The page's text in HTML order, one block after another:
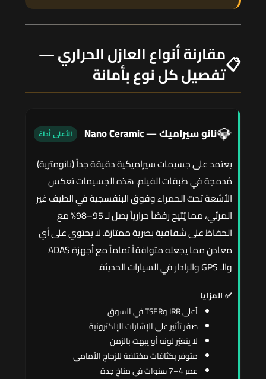
📋مقارنة أنواع العازل الحراري —
تفصيل كل نوع بأمانة
💎نانو سيراميك — Nano Ceramic الأعلى أداءً
يعتمد على جسيمات سيراميكية دقيقة جداً (نانومترية)
مُدمجة في طبقات الفيلم. هذه الجسيمات تعكس
الأشعة تحت الحمراء وفوق البنفسجية في الطيف غير
المرئي، مما يُتيح رفضاً حرارياً يصل لـ 95–98% مع
الحفاظ على شفافية بصرية ممتازة. لا يحتوي على أي
معادن مما يجعله متوافقاً تماماً مع أجهزة ADAS
والـ GPS والرادار في السيارات الحديثة.
✅ المزايا
أعلى IRR وTSER في السوق
صفر تأثير على الإشارات الإلكترونية
لا يتغيّر لونه أو يبهت بالزمن
متوفر بكثافات مختلفة للزجاج الأمامي
عمر 4–7 سنوات في مناخ جدة